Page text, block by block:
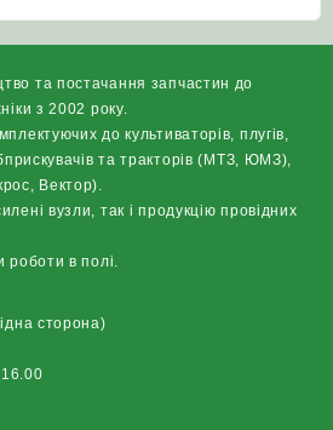
та постачання запчастин до
з 2002 року.
до культиваторів, плугів,
та тракторів (МТЗ, ЮМЗ),
Вектор).
вузли, так і продукцію провідних
роботи в полі.
сторона)